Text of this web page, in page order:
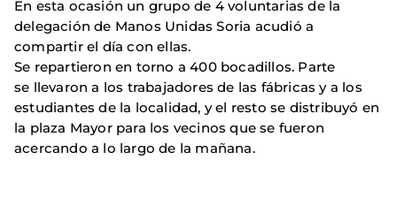
En esta ocasión un grupo de 4 voluntarias de la
delegación de Manos Unidas Soria acudió a
compartir el día con ellas.
Se repartieron en torno a 400 bocadillos. Parte
se llevaron a los trabajadores de las fábricas y a los
estudiantes de la localidad, y el resto se distribuyó en
la plaza Mayor para los vecinos que se fueron
acercando a lo largo de la mañana.